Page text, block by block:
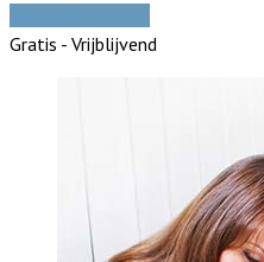
Gratis - Vrijblijvend